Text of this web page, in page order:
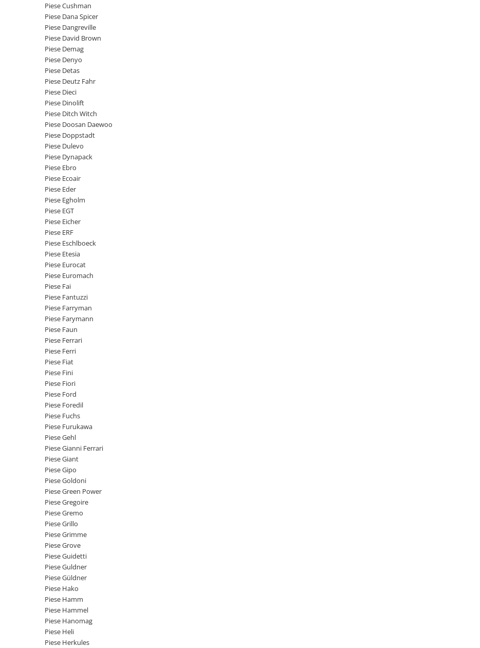
Contactor 12V
Contactoare 24V
Contactoare 48V
Motoare electrice
Placa electronica
Contact general - Ciuperca
Becuri indicatoare
Potentiometre
Senzori de unghi
Bobina solenoid
Bobina 24V
Senzor presiune ulei
Senzori temperatura ulei
Senzori suprasarcina
Senzori proximitate
Senzori de viteza
Senzori stabilizare
Senzori de viraj
Senzori de inclinatie
Senzor temperatura apa
Burduf pentru intrerupator
Contact 2 pozitii
Contact 3 pozitii
Contact 4 pozitii
Selector 2 pozitii
Selector 3 pozitii
Intrerupator basculant 2 pozitii
Intrerupator 3 pozitii
Modul electronic
Lampi spate
Microintrerupator
Senzori utilaje
Calculatoare utilaje
Electrovalva - electroventil - electro
Bobina 12V
Senzor de vant - anemometru
Intrerupator 4 pozitii
Bobina 10V
Bobina 20V
Lampi semnalizare
Piese Matbro
Piese Lindner
Piese Kramer
Piese Kaiser
Piese Jacobsen
Piese Ingersoll Rand
Piese Hanomag
Piese Hamm
Piese Goldoni
Piese Furukawa
Piese Ferrari
Piese Dynapack
Piese Compair
Piese Cesab
Piese Case Construction
Piese Case Poclain
Piese Bomag
Piese Bobard
Piese Barthoud
Piese Baretta
Piese Benford
Piese Benati
Piese Belarus
Piese Baumann
Piese Barford
Piese Antonio Carraro
Piese Ammann
Piese Ahlmann
Piese SDMO
Piese Doosan Daewoo
Piese Agritalia - Carraro
Piese Doppstadt
Piese Kalmar
Piese Klemm
Piese Lansing Bagnall
Piese Laupetre
Piese Cushman
Piese Dana Spicer
Piese Dangreville
Piese David Brown
Piese Demag
Piese Denyo
Piese Detas
Piese Deutz Fahr
Piese Dieci
Piese Dinolift
Piese Ditch Witch
Piese Doosan Daewoo
Piese Doppstadt
Piese Dulevo
Piese Dynapack
Piese Ebro
Piese Ecoair
Piese Eder
Piese Egholm
Piese EGT
Piese Eicher
Piese ERF
Piese Eschlboeck
Piese Etesia
Piese Eurocat
Piese Euromach
Piese Fai
Piese Fantuzzi
Piese Farryman
Piese Farymann
Piese Faun
Piese Ferrari
Piese Ferri
Piese Fiat
Piese Fini
Piese Fiori
Piese Ford
Piese Foredil
Piese Fuchs
Piese Furukawa
Piese Gehl
Piese Gianni Ferrari
Piese Giant
Piese Gipo
Piese Goldoni
Piese Green Power
Piese Gregoire
Piese Gremo
Piese Grillo
Piese Grimme
Piese Grove
Piese Guidetti
Piese Guldner
Piese Güldner
Piese Hako
Piese Hamm
Piese Hammel
Piese Hanomag
Piese Heli
Piese Herkules